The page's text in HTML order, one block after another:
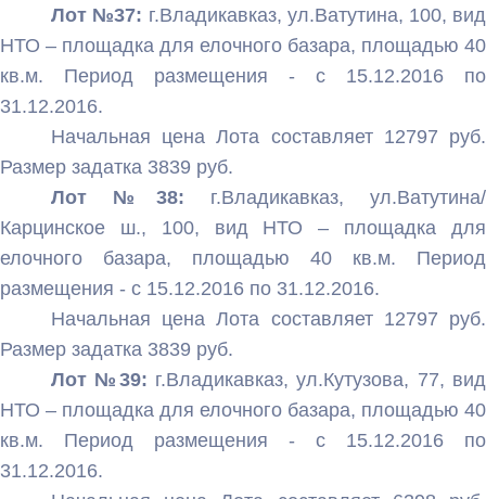
Лот №37: г.Владикавказ, ул.Ватутина, 100, вид
НТО – площадка для елочного базара, площадью 40
кв.м. Период размещения - с 15.12.2016 по
31.12.2016.
Начальная цена Лота составляет 12797 руб.
Размер задатка 3839 руб.
Лот №38: г.Владикавказ, ул.Ватутина/
Карцинское ш., 100, вид НТО – площадка для
елочного базара, площадью 40 кв.м. Период
размещения - с 15.12.2016 по 31.12.2016.
Начальная цена Лота составляет 12797 руб.
Размер задатка 3839 руб.
Лот №39: г.Владикавказ, ул.Кутузова, 77, вид
НТО – площадка для елочного базара, площадью 40
кв.м. Период размещения - с 15.12.2016 по
31.12.2016.